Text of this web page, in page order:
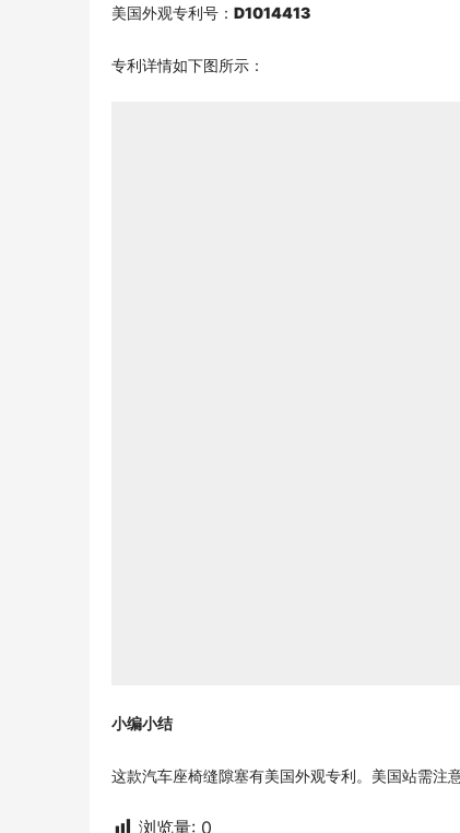
美国外观专利号： D1014413
专利详情如下图所示：
维权Q客服：11711906
● 输入美国案件号实时查询案件立案时间/最新进展